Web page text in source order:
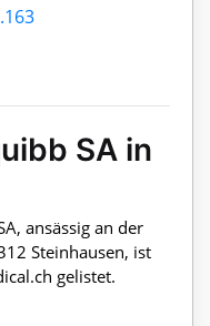
SA in
ansässig an der
Steinhausen, ist
gelistet.